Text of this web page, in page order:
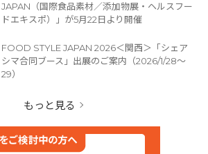
JAPAN（国際食品素材／添加物展・ヘルスフー
ドエキスポ）」が5月22日より開催
FOOD STYLE JAPAN 2026＜関西＞「シェア
シマ合同ブース」出展のご案内（2026/1/28〜
29）
もっと見る